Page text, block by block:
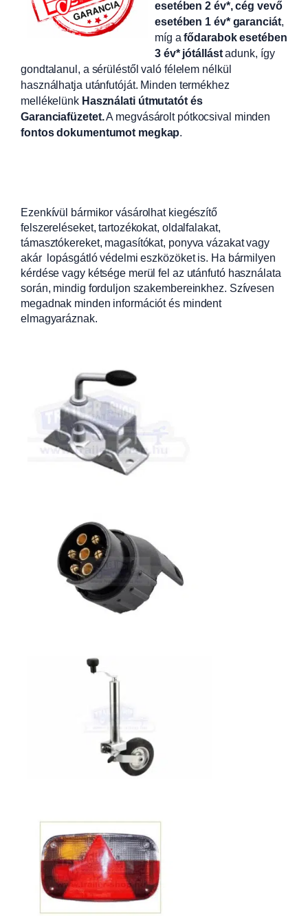
esetében 2 év*, cég vevő
esetében 1 év* garanciát,
míg afődarabok esetében
3 év* jótállástadunk, így
gondtalanul, a sérüléstől való félelem nélkül
használhatja utánfutóját. Minden termékhez
mellékelünk Használati útmutatót és
Garanciafüzetet.A megvásárolt pótkocsival minden
fontos dokumentumot megkap.
Ezenkívül bármikor vásárolhat kiegészítő
felszereléseket, tartozékokat, oldalfalakat,
támasztókereket, magasítókat, ponyva vázakat vagy
akár lopásgátló védelmi eszközöket is. Ha bármilyen
kérdése vagy kétsége merül fel az utánfutó használata
során, mindig forduljon szakembereinkhez. Szívesen
megadnak minden információt és mindent
elmagyaráznak.